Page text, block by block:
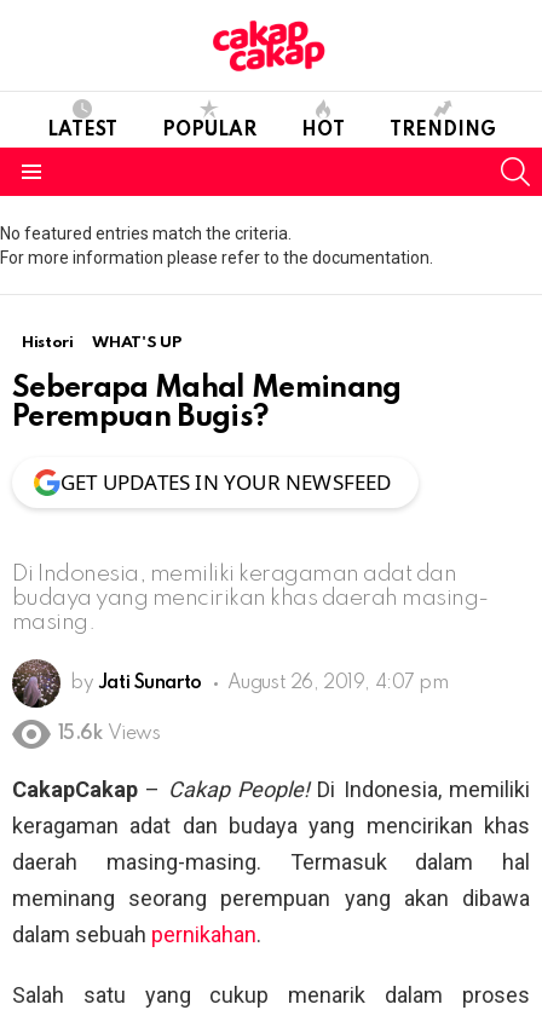
LATEST POPULAR HOT TRENDING
No featured entries match the criteria.
For more information please refer to the documentation.
Histori WHAT'S UP
Seberapa Mahal Meminang
Perempuan Bugis?
GET UPDATES IN YOUR NEWSFEED
Di Indonesia, memiliki keragaman adat dan
budaya yang mencirikan khas daerah masing-
masing.
by Jati Sunarto August 26, 2019, 4:07 pm
15.6k Views
CakapCakap – Cakap People!Di Indonesia, memiliki
keragaman adat dan budaya yang mencirikan khas
daerah masing-masing. Termasuk dalam hal
meminang seorang perempuan yang akan dibawa
dalam sebuah pernikahan.
Salah satu yang cukup menarik dalam proses